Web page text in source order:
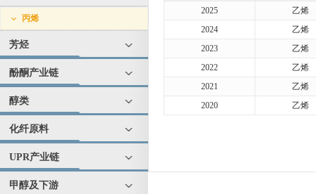
丙烯
芳烃
酚酮产业链
醇类
化纤原料
UPR产业链
甲醇及下游
2025
乙烯
2024
乙烯
2023
乙烯
2022
乙烯
2021
乙烯
2020
乙烯